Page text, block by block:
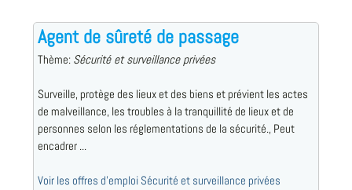
Agent de sûreté de passage
Thème: Sécurité et surveillance privées
Surveille, protège des lieux et des biens et prévient les actes
de malveillance, les troubles à la tranquillité de lieux et de
personnes selon les réglementations de la sécurité., Peut
encadrer ...
Voir les offres d'emploi Sécurité et surveillance privées